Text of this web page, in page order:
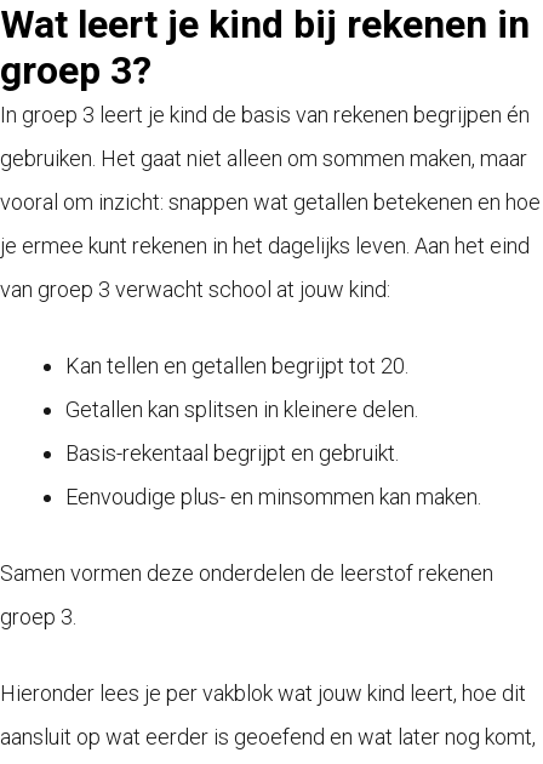
Wat leert je kind bij rekenen in
groep 3?
In groep 3 leert je kind de basis van rekenen begrijpen én
gebruiken. Het gaat niet alleen om sommen maken, maar
vooral om inzicht: snappen wat getallen betekenen en hoe
je ermee kunt rekenen in het dagelijks leven. Aan het eind
van groep 3 verwacht school at jouw kind:
Kan tellen en getallen begrijpt tot 20.
Getallen kan splitsen in kleinere delen.
Basis-rekentaal begrijpt en gebruikt.
Eenvoudige plus- en minsommen kan maken.
Samen vormen deze onderdelen de leerstof rekenen
groep 3.
Hieronder lees je per vakblok wat jouw kind leert, hoe dit
aansluit op wat eerder is geoefend en wat later nog komt,